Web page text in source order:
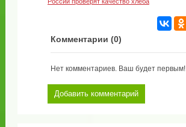
Комментарии (0)
Нет комментариев. Ваш будет первым!
Добавить комментарий